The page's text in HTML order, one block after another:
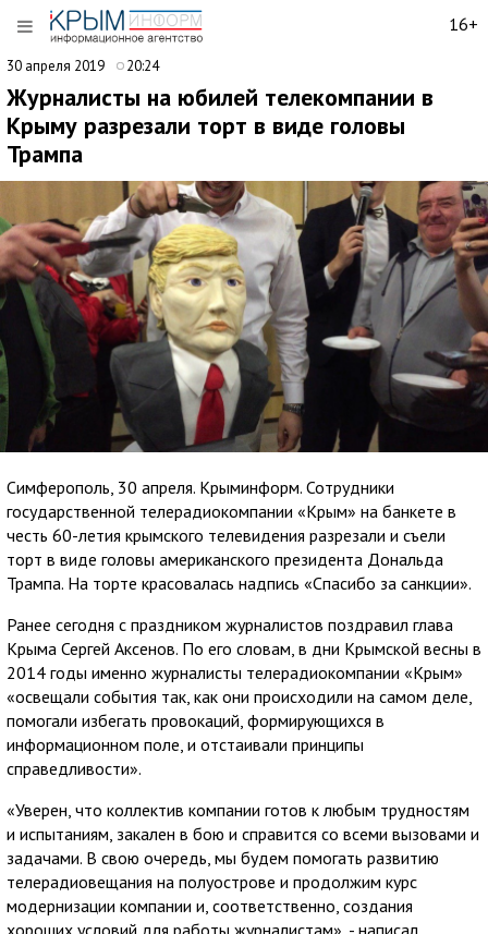
16+
30 апреля 2019 20:24
Журналисты на юбилей телекомпании в
Крыму разрезали торт в виде головы
Трампа
Симферополь, 30 апреля. Крыминформ. Сотрудники
государственной телерадиокомпании «Крым» на банкете в
честь 60-летия крымского телевидения разрезали и съели
торт в виде головы американского президента Дональда
Трампа. На торте красовалась надпись «Спасибо за санкции».
Ранее сегодня с праздником журналистов поздравил глава
Крыма Сергей Аксенов. По его словам, в дни Крымской весны в
2014 годы именно журналисты телерадиокомпании «Крым»
«освещали события так, как они происходили на самом деле,
помогали избегать провокаций, формирующихся в
информационном поле, и отстаивали принципы
справедливости».
«Уверен, что коллектив компании готов к любым трудностям
и испытаниям, закален в бою и справится со всеми вызовами и
задачами. В свою очередь, мы будем помогать развитию
телерадиовещания на полуострове и продолжим курс
модернизации компании и, соответственно, создания
хороших условий для работы журналистам», - написал